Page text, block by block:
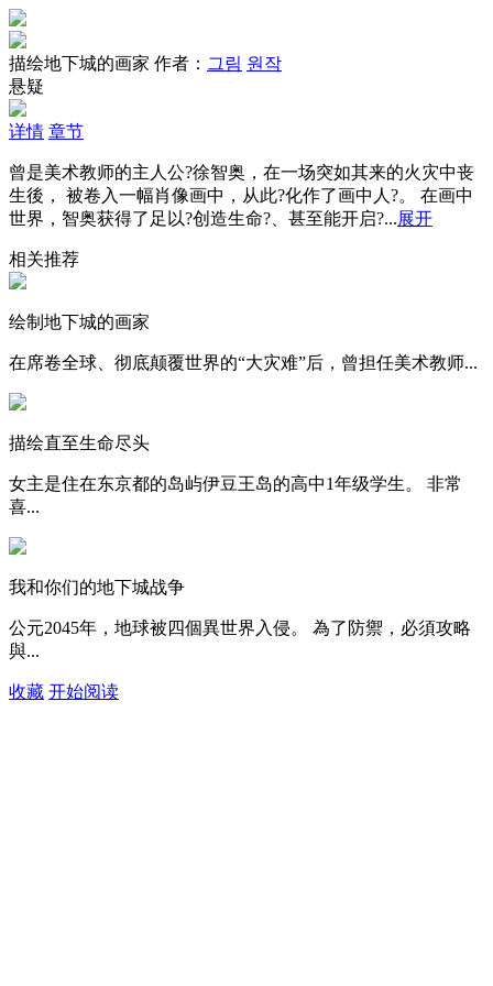
描绘地下城的画家 作者： 그림 원작
悬疑
详情 章节
曾是美术教师的主人公?徐智奥，在一场突如其来的火灾中丧
生後， 被卷入一幅肖像画中，从此?化作了画中人?。 在画中
世界，智奥获得了足以?创造生命?、甚至能开启?...展开
相关推荐
绘制地下城的画家
在席卷全球、彻底颠覆世界的“大灾难”后，曾担任美术教师...
描绘直至生命尽头
女主是住在东京都的岛屿伊豆王岛的高中1年级学生。 非常
喜...
我和你们的地下城战争
公元2045年，地球被四個異世界入侵。 為了防禦，必須攻略
與...
收藏 开始阅读